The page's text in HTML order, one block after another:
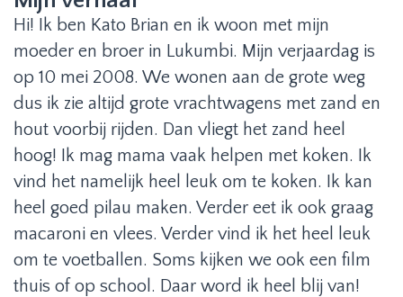
Hi! Ik ben Kato Brian en ik woon met mijn
moeder en broer in Lukumbi. Mijn verjaardag is
op 10 mei 2008. We wonen aan de grote weg
dus ik zie altijd grote vrachtwagens met zand en
hout voorbij rijden. Dan vliegt het zand heel
hoog! Ik mag mama vaak helpen met koken. Ik
vind het namelijk heel leuk om te koken. Ik kan
heel goed pilau maken. Verder eet ik ook graag
macaroni en vlees. Verder vind ik het heel leuk
om te voetballen. Soms kijken we ook een film
thuis of op school. Daar word ik heel blij van!